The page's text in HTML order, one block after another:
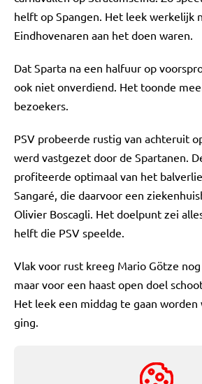
helft op Spangen. Het leek werkelijk
Eindhovenaren aan het doen waren.
Dat Sparta na een halfuur op
ook niet onverdiend. Het toonde
bezoekers.
PSV probeerde rustig van achteruit
werd vastgezet door de Spartanen.
profiteerde optimaal van het
Sangaré, die daarvoor een
Olivier Boscagli. Het doelpunt zei
helft die PSV speelde.
Vlak voor rust kreeg Mario Götze
maar voor een haast open doel
Het leek een middag te gaan worden
ging.